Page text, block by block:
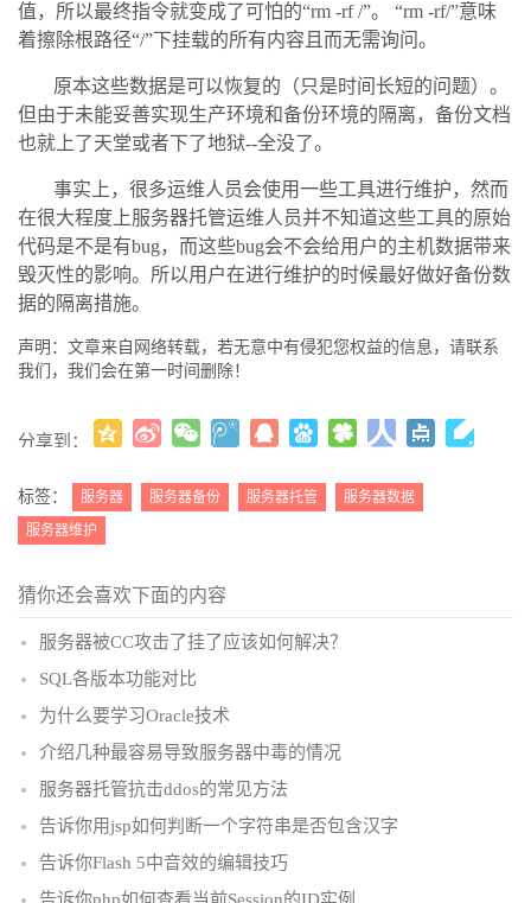
值，所以最终指令就变成了可怕的“rm -rf /”。 “rm -rf/”意味
着擦除根路径“/”下挂载的所有内容且而无需询问。
原本这些数据是可以恢复的（只是时间长短的问题）。
但由于未能妥善实现生产环境和备份环境的隔离，备份文档
也就上了天堂或者下了地狱--全没了。
事实上，很多运维人员会使用一些工具进行维护，然而
在很大程度上服务器托管运维人员并不知道这些工具的原始
代码是不是有bug，而这些bug会不会给用户的主机数据带来
毁灭性的影响。所以用户在进行维护的时候最好做好备份数
据的隔离措施。
声明：文章来自网络转载，若无意中有侵犯您权益的信息，请联系
我们，我们会在第一时间删除！
分享到：
( )
标签： 服务器 服务器备份 服务器托管
服务器数据
服务器维护
猜你还会喜欢下面的内容
服务器被CC攻击了挂了应该如何解决？
SQL各版本功能对比
为什么要学习Oracle技术
介绍几种最容易导致服务器中毒的情况
服务器托管抗击ddos的常见方法
告诉你用jsp如何判断一个字符串是否包含汉字
告诉你Flash 5中音效的编辑技巧